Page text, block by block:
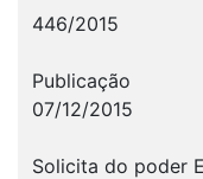
446/2015
Publicação
07/12/2015
Solicita do poder